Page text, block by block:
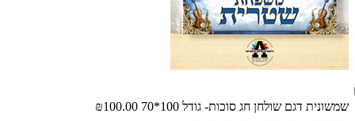
שמשונית דגם שולחן חג סוכות- גודל 100*70 ₪100.00